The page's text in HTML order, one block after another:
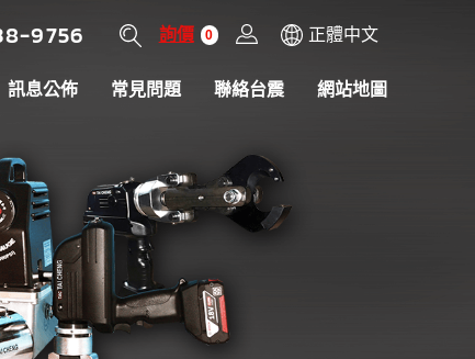
訊息公佈 常見問題 聯絡台震 網站地圖
9756 詢價 0 正體中文